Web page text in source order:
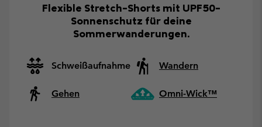
Flexible Stretch-Shorts mit UPF50-
Sonnenschutz für deine
Sommerwanderungen.
Schweißaufnahme Wandern
Gehen Omni-Wick™